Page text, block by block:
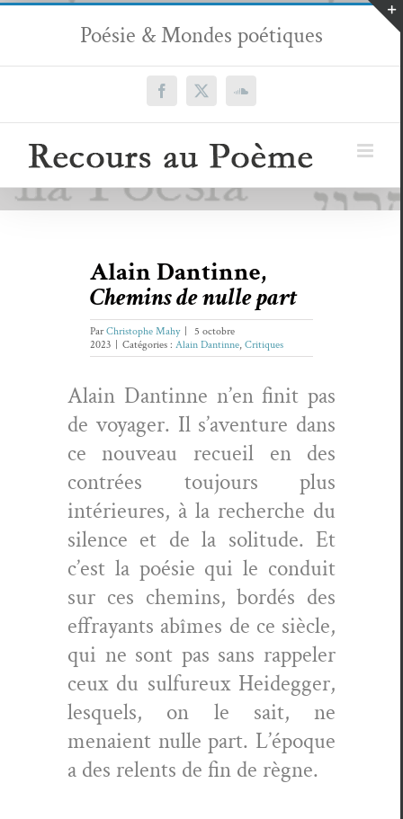
Passer
contenu
Poésie & Mondes poétiques
Facebook
X SoundCloud
Alain Dantinne,
Chemins de nulle part
ParChristophe Mahy
5 octobre
2023
Catégories : Alain Dantinne, Critiques
Alain Dan­tinne n’en finit pas
de voy­ager. Il s’aventure dans
ce nou­veau recueil en des
con­trées tou­jours plus
intérieures, à la recherche du
silence et de la soli­tude. Et
c’est la poésie qui le con­duit
sur ces chemins, bor­dés des
effrayants abîmes de ce siè­cle,
qui ne sont pas sans rap­pel­er
ceux du sul­fureux Hei­deg­ger,
lesquels, on le sait, ne
menaient nulle part. L’époque
a des relents de fin de règne.